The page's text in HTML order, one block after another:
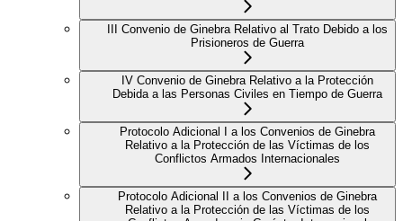
III Convenio de Ginebra Relativo al Trato Debido a los
Prisioneros de Guerra
IV Convenio de Ginebra Relativo a la Protección
Debida a las Personas Civiles en Tiempo de Guerra
Protocolo Adicional I a los Convenios de Ginebra
Relativo a la Protección de las Víctimas de los
Conflictos Armados Internacionales
Protocolo Adicional II a los Convenios de Ginebra
Relativo a la Protección de las Víctimas de los